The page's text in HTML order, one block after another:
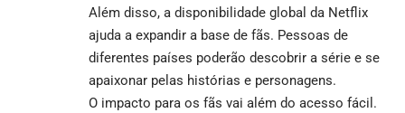
Além disso, a disponibilidade global da Netflix
ajuda a expandir a base de fãs. Pessoas de
diferentes países poderão descobrir a série e se
apaixonar pelas histórias e personagens.
O impacto para os fãs vai além do acesso fácil.